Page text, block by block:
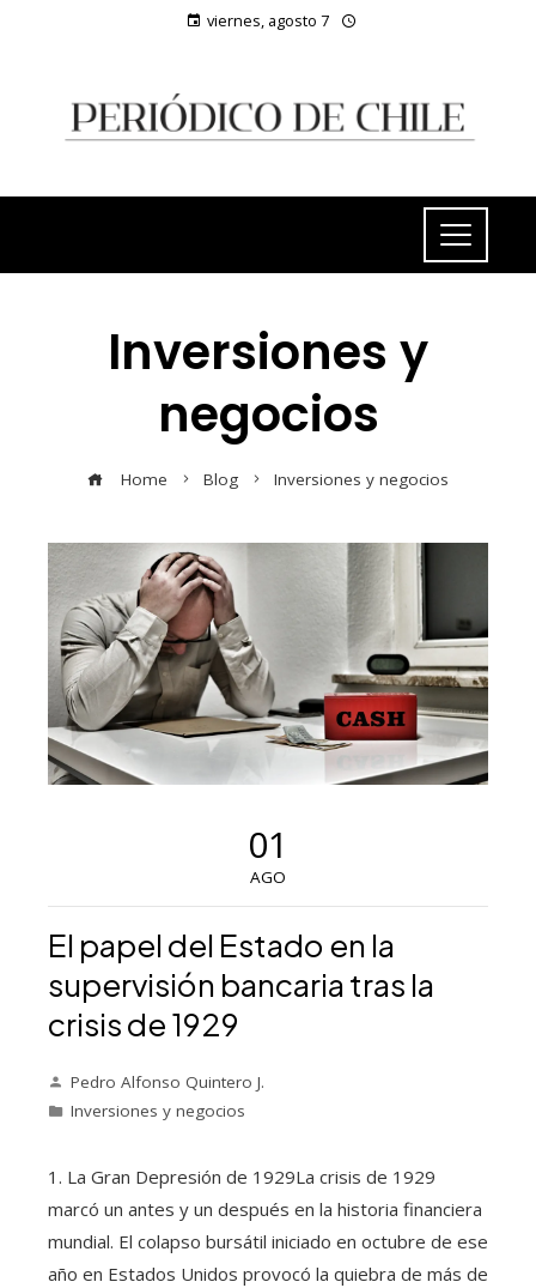
viernes, agosto 7
Inversiones y
negocios
Home Blog Inversiones y negocios
01
AGO
El papel del Estado en la
supervisión bancaria tras la
crisis de 1929
Pedro Alfonso Quintero J.
Inversiones y negocios
1. La Gran Depresión de 1929La crisis de 1929
marcó un antes y un después en la historia financiera
mundial. El colapso bursátil iniciado en octubre de ese
año en Estados Unidos provocó la quiebra de más de